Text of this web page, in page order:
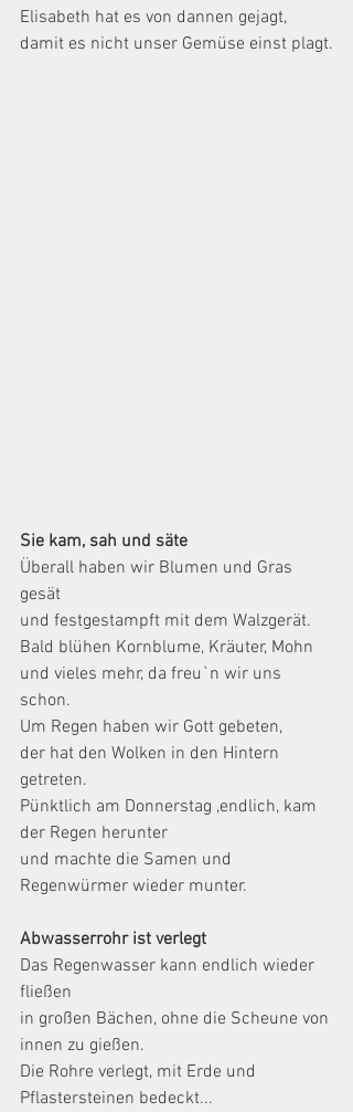
Elisabeth hat es von dannen gejagt,
damit es nicht unser Gemüse einst plagt.
Sie kam, sah und säte
Überall haben wir Blumen und Gras
gesät
und festgestampft mit dem Walzgerät.
Bald blühen Kornblume, Kräuter, Mohn
und vieles mehr, da freu`n wir uns
schon.
Um Regen haben wir Gott gebeten,
der hat den Wolken in den Hintern
getreten.
Pünktlich am Donnerstag ,endlich, kam
der Regen herunter
und machte die Samen und
Regenwürmer wieder munter.
Abwasserrohr ist verlegt
Das Regenwasser kann endlich wieder
fließen
in großen Bächen, ohne die Scheune von
innen zu gießen.
Die Rohre verlegt, mit Erde und
Pflastersteinen bedeckt...